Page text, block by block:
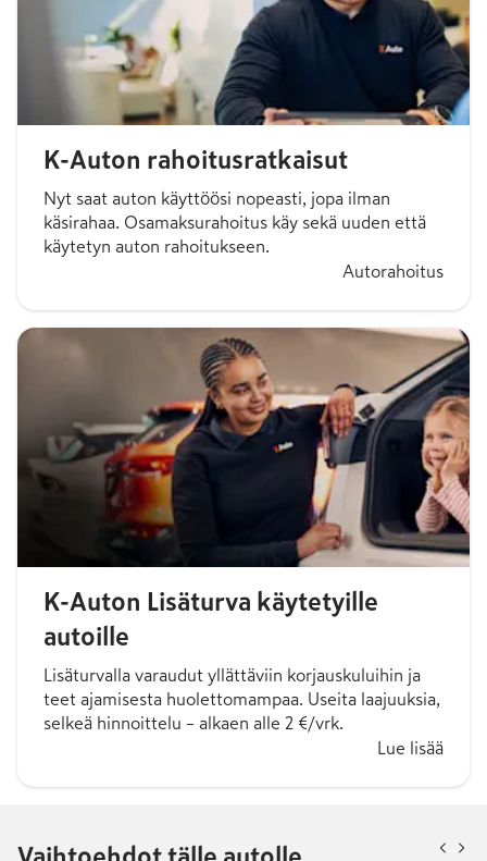
K-Auton rahoitusratkaisut
Nyt saat auton käyttöösi nopeasti, jopa ilman
käsirahaa. Osamaksurahoitus käy sekä uuden että
käytetyn auton rahoitukseen.
Autorahoitus
K-Auton Lisäturva käytetyille
autoille
Lisäturvalla varaudut yllättäviin korjauskuluihin ja
teet ajamisesta huolettomampaa. Useita laajuuksia,
selkeä hinnoittelu – alkaen alle 2 €/vrk.
Lue lisää